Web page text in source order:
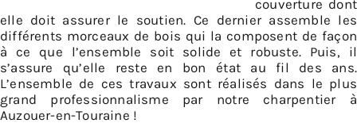
couverture dont
elle doit assurer le soutien. Ce dernier assemble les
différents morceaux de bois qui la composent de façon
à ce que l’ensemble soit solide et robuste. Puis, il
s’assure qu’elle reste en bon état au fil des ans.
L’ensemble de ces travaux sont réalisés dans le plus
grand professionnalisme par notre charpentier à
Auzouer-en-Touraine !